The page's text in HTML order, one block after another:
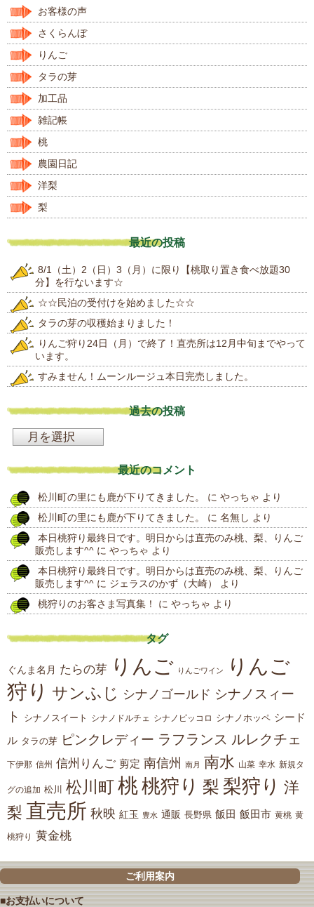
お客様の声
さくらんぼ
りんご
タラの芽
加工品
雑記帳
桃
農園日記
洋梨
梨
最近の投稿
8/1（土）2（日）3（月）に限り【桃取り置き食べ放題30
分】を行ないます☆
☆☆民泊の受付けを始めました☆☆
タラの芽の収穫始まりました！
りんご狩り24日（月）で終了！直売所は12月中旬までやって
います。
すみません！ムーンルージュ本日完売しました。
過去の投稿
投
稿
最近のコメント
松川町の里にも鹿が下りてきました。 に やっちゃ より
松川町の里にも鹿が下りてきました。
に 名無し より
本日桃狩り最終日です。明日からは直売のみ桃、梨、りんご
販売します^^ に やっちゃ より
本日桃狩り最終日です。明日からは直売のみ桃、梨、りんご
販売します^^ に ジェラスのかず（大崎）
より
桃狩りのお客さま写真集！
に やっちゃ より
タグ
ぐんま名月 たらの芽 りんご りんごワイン
りんご
狩り サンふじ シナノゴールド シナノスィー
ト
シナノスイート シナノドルチェ シナノピッコロ シナノホッペ シード
ル タラの芽 ピンクレディー ラフランス ルレクチェ
下伊那 信州 信州りんご 剪定 南信州 南月 南水 山菜 幸水 新規タ
グの追加 松川 松川町 桃桃狩り 梨 梨狩り 洋
梨 直売所 秋映 紅玉 豊水 通販 長野県 飯田 飯田市 黄桃 黄
桃狩り 黄金桃
ご利用案内
■お支払いについて